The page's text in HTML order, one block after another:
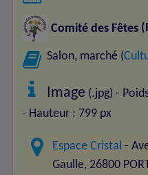
Comité des Fêtes
Salon, marché (
Image (.jpg) -
- Hauteur : 799 px
Espace Cristal -
Gaulle, 26800